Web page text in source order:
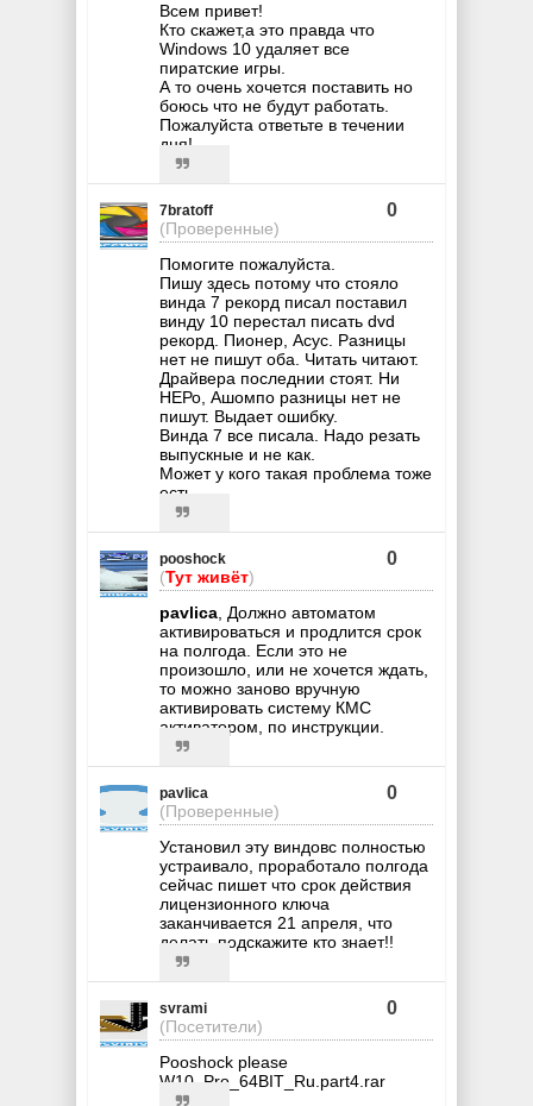
Всем привет!
Кто скажет,а это правда что
Windows 10 удаляет все
пиратские игры.
А то очень хочется поставить но
боюсь что не будут работать.
Пожалуйста ответьте в течении
дня!
7bratoff
(Проверенные)
0
Помогите пожалуйста.
Пишу здесь потому что стояло
винда 7 рекорд писал поставил
винду 10 перестал писать dvd
рекорд. Пионер, Асус. Разницы
нет не пишут оба. Читать читают.
Драйвера последнии стоят. Ни
НЕРо, Ашомпо разницы нет не
пишут. Выдает ошибку.
Винда 7 все писала. Надо резать
выпускные и не как.
Может у кого такая проблема тоже
есть.
pooshock
(Тут живёт)
0
pavlica, Должно автоматом
активироваться и продлится срок
на полгода. Если это не
произошло, или не хочется ждать,
то можно заново вручную
активировать систему КМС
активатором, по инструкции.
pavlica
(Проверенные)
0
Установил эту виндовс полностью
устраивало, проработало полгода
сейчас пишет что срок действия
лицензионного ключа
заканчивается 21 апреля, что
делать подскажите кто знает!!
svrami
(Посетители)
0
Pooshock please
W10_Pro_64BIT_Ru.part4.rar